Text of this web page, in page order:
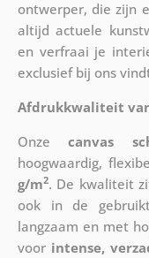
ontwerper, die zijn
altijd actuele
en verfraai je
exclusief bij ons
Afdrukkwaliteit
Onzecanvas
hoogwaardig,
g/m2. De kwaliteit
ook in de
langzaam en met
voor intense,